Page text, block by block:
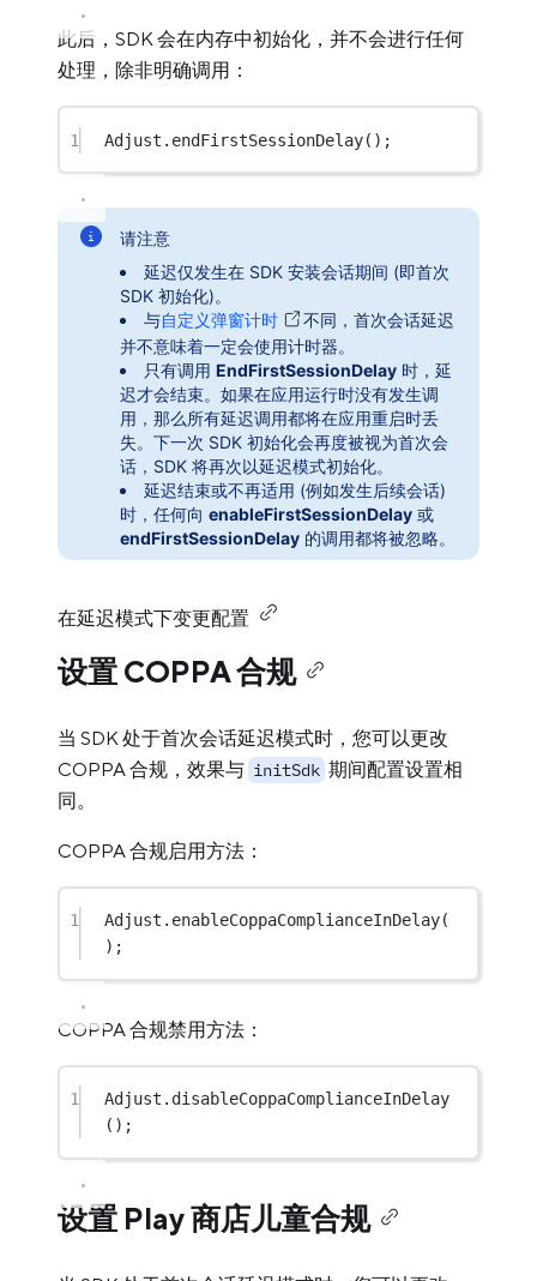
此后，SDK 会在内存中初始化，并不会进行任何
处理，除非明确调用：
1 Adjust. endFirstSessionDelay();
请注意
延迟仅发生在 SDK 安装会话期间 (即首次
SDK 初始化)。
与自定义弹窗计时
不同，首次会话延迟
并不意味着一定会使用计时器。
只有调用 EndFirstSessionDelay 时，延
迟才会结束。如果在应用运行时没有发生调
用，那么所有延迟调用都将在应用重启时丢
失。下一次 SDK 初始化会再度被视为首次会
话，SDK 将再次以延迟模式初始化。
延迟结束或不再适用 (例如发生后续会话)
时，任何向 enableFirstSessionDelay 或
endFirstSessionDelay 的调用都将被忽略。
在延迟模式下变更配置
设置 COPPA 合规
当 SDK 处于首次会话延迟模式时，您可以更改
COPPA 合规，效果与 initSdk 期间配置设置相
同。
COPPA 合规启用方法：
1 Adjust. enableCoppaComplianceInDelay(
);
COPPA 合规禁用方法：
1 Adjust. disableCoppaComplianceInDelay
();
设置 Play 商店儿童合规